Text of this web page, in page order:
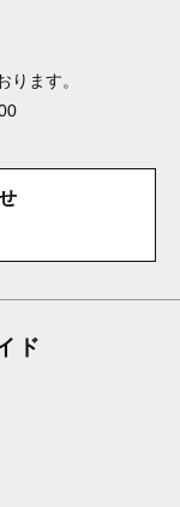
ります。
ド